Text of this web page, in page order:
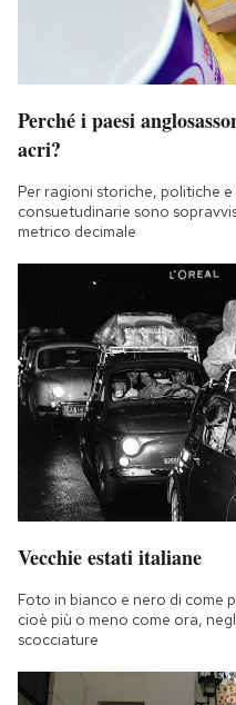
Perché i paesi
acri?
Per ragioni storiche, politiche
consuetudinarie sono
metrico decimale
Vecchie estati italiane
Foto in bianco e nero di come
cioè più o meno come ora,
scocciature